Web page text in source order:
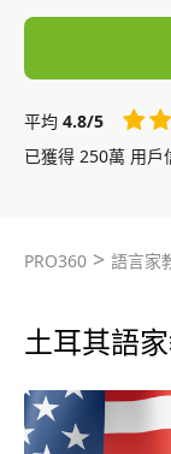
平均 4.8/5
已獲得 250萬 用戶
PRO360 > 語言家
土耳其語